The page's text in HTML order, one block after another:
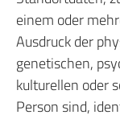
einem oder
Ausdruck der
genetischen,
kulturellen oder
Person sind,